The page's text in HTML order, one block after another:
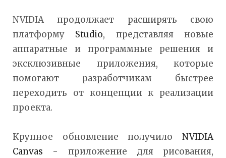
NVIDIA продолжает расширять свою
платформу Studio, представляя новые
аппаратные и программные решения и
эксклюзивные приложения, которые
помогают разработчикам быстрее
переходить от концепции к реализации
проекта.
Крупное обновление получило NVIDIA
Canvas - приложение для рисования,